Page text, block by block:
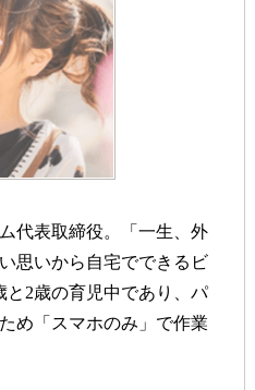
代表取締役。「一生、外
思いから自宅でできるビ
と2歳の育児中であり、パ
め「スマホのみ」で作業